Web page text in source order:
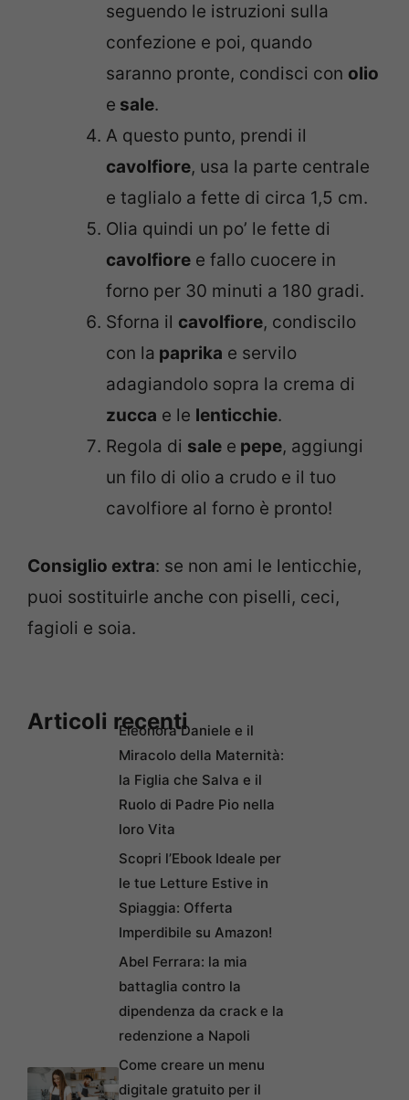
seguendo le istruzioni sulla
confezione e poi, quando
saranno pronte, condisci con olio
e sale.
A questo punto, prendi il
cavolfiore, usa la parte centrale
e taglialo a fette di circa 1,5 cm.
Olia quindi un po’ le fette di
cavolfioree fallo cuocere in
forno per 30 minuti a 180 gradi.
Sforna il cavolfiore, condiscilo
con la paprika e servilo
adagiandolo sopra la crema di
zucca e le lenticchie.
Regola di salee pepe, aggiungi
un filo di olio a crudo e il tuo
cavolfiore al forno è pronto!
Consiglio extra: se non ami le lenticchie,
puoi sostituirle anche con piselli, ceci,
fagioli e soia.
Articoli recentiEleonora Daniele e il
Miracolo della Maternità:
la Figlia che Salva e il
Ruolo di Padre Pio nella
loro Vita
Scopri l’Ebook Ideale per
le tue Letture Estive in
Spiaggia: Offerta
Imperdibile su Amazon!
Abel Ferrara: la mia
battaglia contro la
dipendenza da crack e la
redenzione a Napoli
Come creare un menu
digitale gratuito per il